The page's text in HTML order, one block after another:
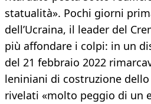
statualità». Pochi giorni
dell’Ucraina, il leader del
più affondare i colpi: in un
del 21 febbraio 2022
leniniani di costruzione
rivelati «molto peggio di un